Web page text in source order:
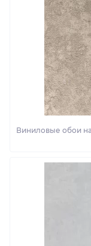
Виниловые обои